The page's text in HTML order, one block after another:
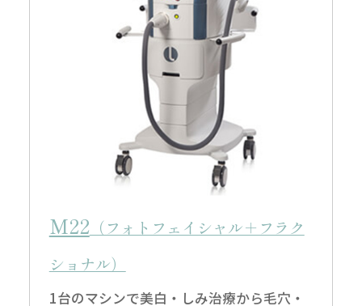
M22 （フォトフェイシャル＋フラク
ショナル）
1台のマシンで美白・しみ治療から毛穴・